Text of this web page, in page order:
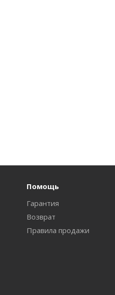
Помощь
Гарантия
Возврат
Правила продажи